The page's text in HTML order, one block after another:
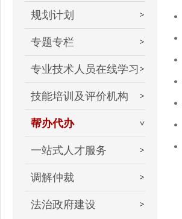
规划计划
专题专栏
专业技术人员在线学习
技能培训及评价机构
帮办代办
一站式人才服务
调解仲裁
法治政府建设